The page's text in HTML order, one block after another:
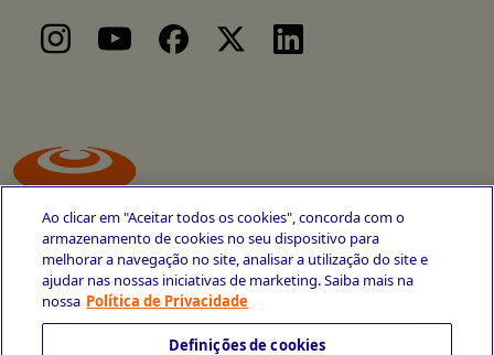
Avenida Cais do Apolo, 77
Ao clicar em "Aceitar todos os cookies", concorda com o
armazenamento de cookies no seu dispositivo para
melhorar a navegação no site, analisar a utilização do site e
ajudar nas nossas iniciativas de marketing. Saiba mais na
nossa Política de Privacidade
Definições de cookies